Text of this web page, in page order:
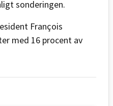
sonderingen.
François
med 16 procent av